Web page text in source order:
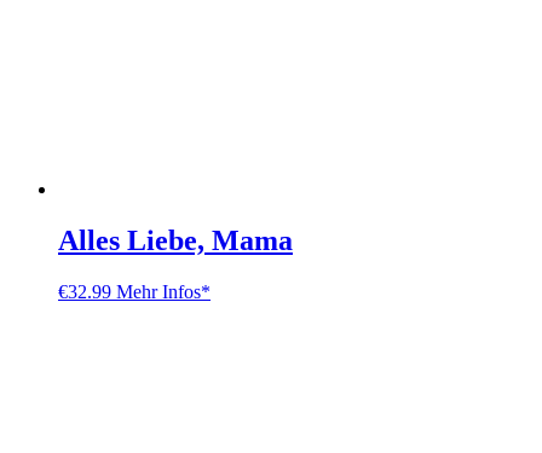
Alles Liebe, Mama
€32.99 Mehr Infos*